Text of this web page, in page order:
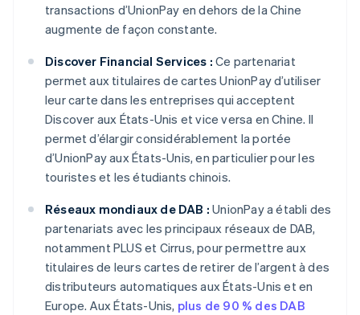
transactions d’UnionPay en dehors de la Chine
augmente de façon constante.
Discover Financial Services : Ce partenariat
permet aux titulaires de cartes UnionPay d’utiliser
leur carte dans les entreprises qui acceptent
Discover aux États-Unis et vice versa en Chine. Il
permet d’élargir considérablement la portée
d’UnionPay aux États-Unis, en particulier pour les
touristes et les étudiants chinois.
Réseaux mondiaux de DAB : UnionPay a établi des
partenariats avec les principaux réseaux de DAB,
notamment PLUS et Cirrus, pour permettre aux
titulaires de leurs cartes de retirer de l’argent à des
distributeurs automatiques aux États-Unis et en
Europe. Aux États-Unis, plus de 90 % des DAB